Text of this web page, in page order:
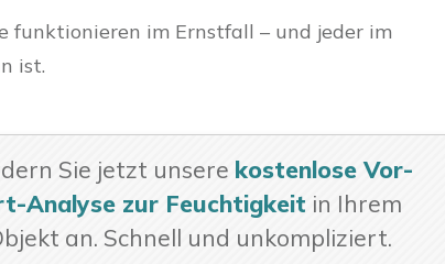
funktionieren im Ernstfall – und jeder im
ist.
Sie jetzt unsere kostenlose Vor-
Analyse zur Feuchtigkeit in Ihrem
an. Schnell und unkompliziert.